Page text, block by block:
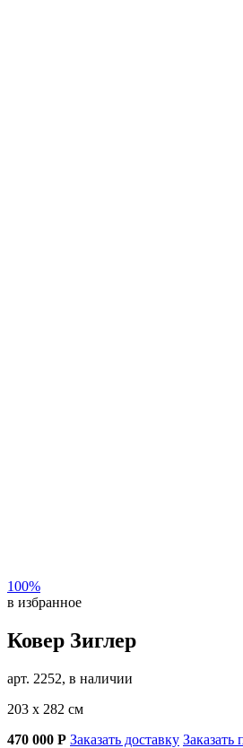
100%
в избранное
Ковер Зиглер
арт. 2252, в наличии
203 х 282 см
470 000 Р Заказать доставку Заказать